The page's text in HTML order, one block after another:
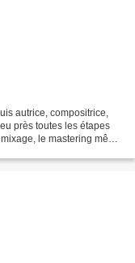
autrice, compositrice,
près toutes les étapes
le mastering même